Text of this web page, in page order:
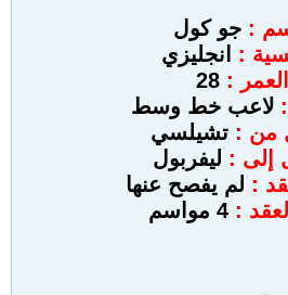
: جو كول
: انجليزي
العمر :
:لاعب خط وسط
من : تشيلسي
إلى : ليفربول
: لم يفصح عنها
: